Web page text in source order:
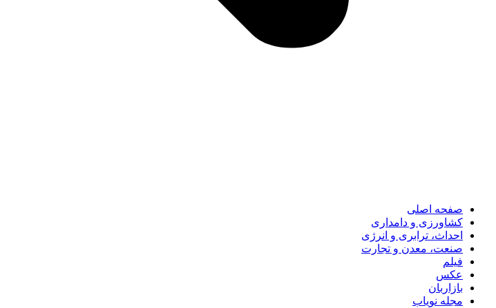
صفحه اصلی
کشاورزی و دامداری
احداث، ترابری و انرژی
صنعت، معدن و تجارت
فیلم
عکس
بازاربان
مجله نویاب